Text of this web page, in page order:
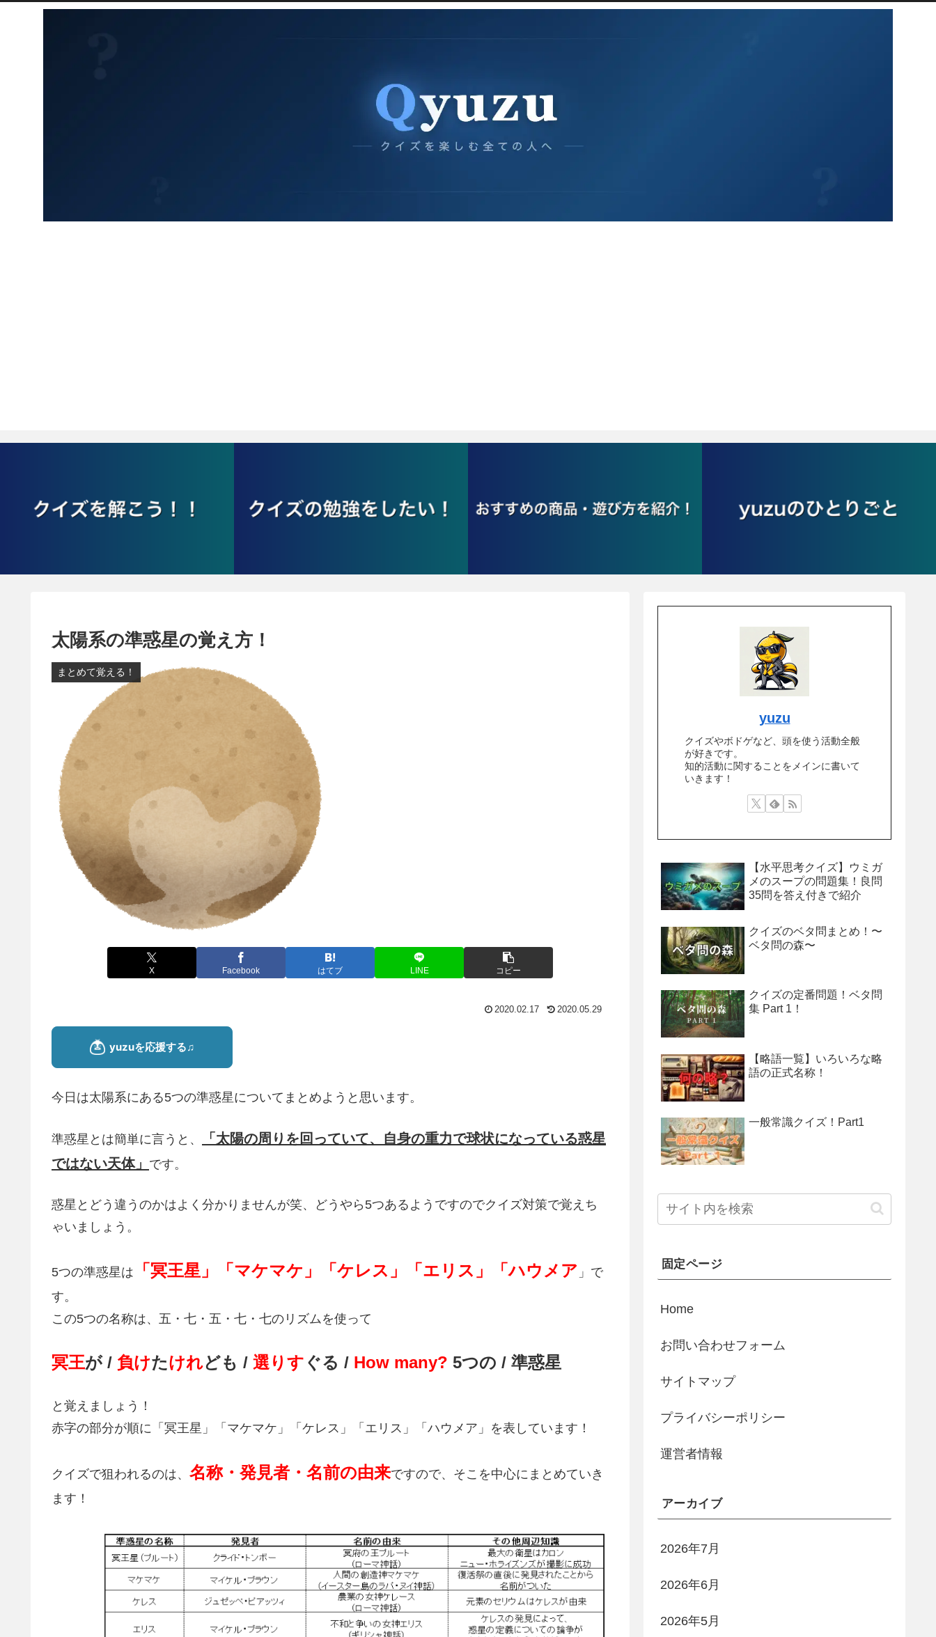
太陽系の準惑星の覚え方！
まとめて覚える！
X Facebook はてブ LINE コピー
2020.02.17 2020.05.29
今日は太陽系にある5つの準惑星についてまとめようと思います。
準惑星とは簡単に言うと、
「太陽の周りを回っていて、自身の重力で球状になっている惑星
ではない天体」 です。
惑星とどう違うのかはよく分かりませんが笑、どうやら5つあるようですのでクイズ対策で覚えち
ゃいましょう。
5つの準惑星は 「冥王星」「マケマケ」「ケレス」「エリス」「ハウメア 」で
す。
この5つの名称は、五・七・五・七・七のリズムを使って
冥王が / 負けたけれども / 選りす ぐる / How many? 5つの / 準惑星
と覚えましょう！
赤字の部分が順に「冥王星」「マケマケ」「ケレス」「エリス」「ハウメア」を表しています！
クイズで狙われるのは、 名称・発見者・名前の由来ですので、そこを中心にまとめていき
ます！
yuzu
クイズやボドゲなど、頭を使う活動全般
が好きです。
知的活動に関することをメインに書いて
いきます！
【水平思考クイズ】ウミガ
メのスープの問題集！良問
35問を答え付きで紹介
クイズのベタ問まとめ！〜
ベタ問の森〜
クイズの定番問題！ベタ問
集 Part 1！
【略語一覧】いろいろな略
語の正式名称！
一般常識クイズ！Part1
固定ページ
Home
お問い合わせフォーム
サイトマップ
プライバシーポリシー
運営者情報
アーカイブ
2026年7月
2026年6月
2026年5月